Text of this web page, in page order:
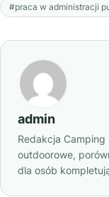
#praca w administracji
admin
Redakcja
outdoorowe,
dla osób